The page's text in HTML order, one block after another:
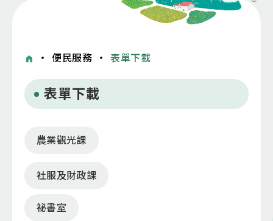
・ 便民服務 ・ 表單下載
表單下載
農業觀光課
社服及財政課
祕書室